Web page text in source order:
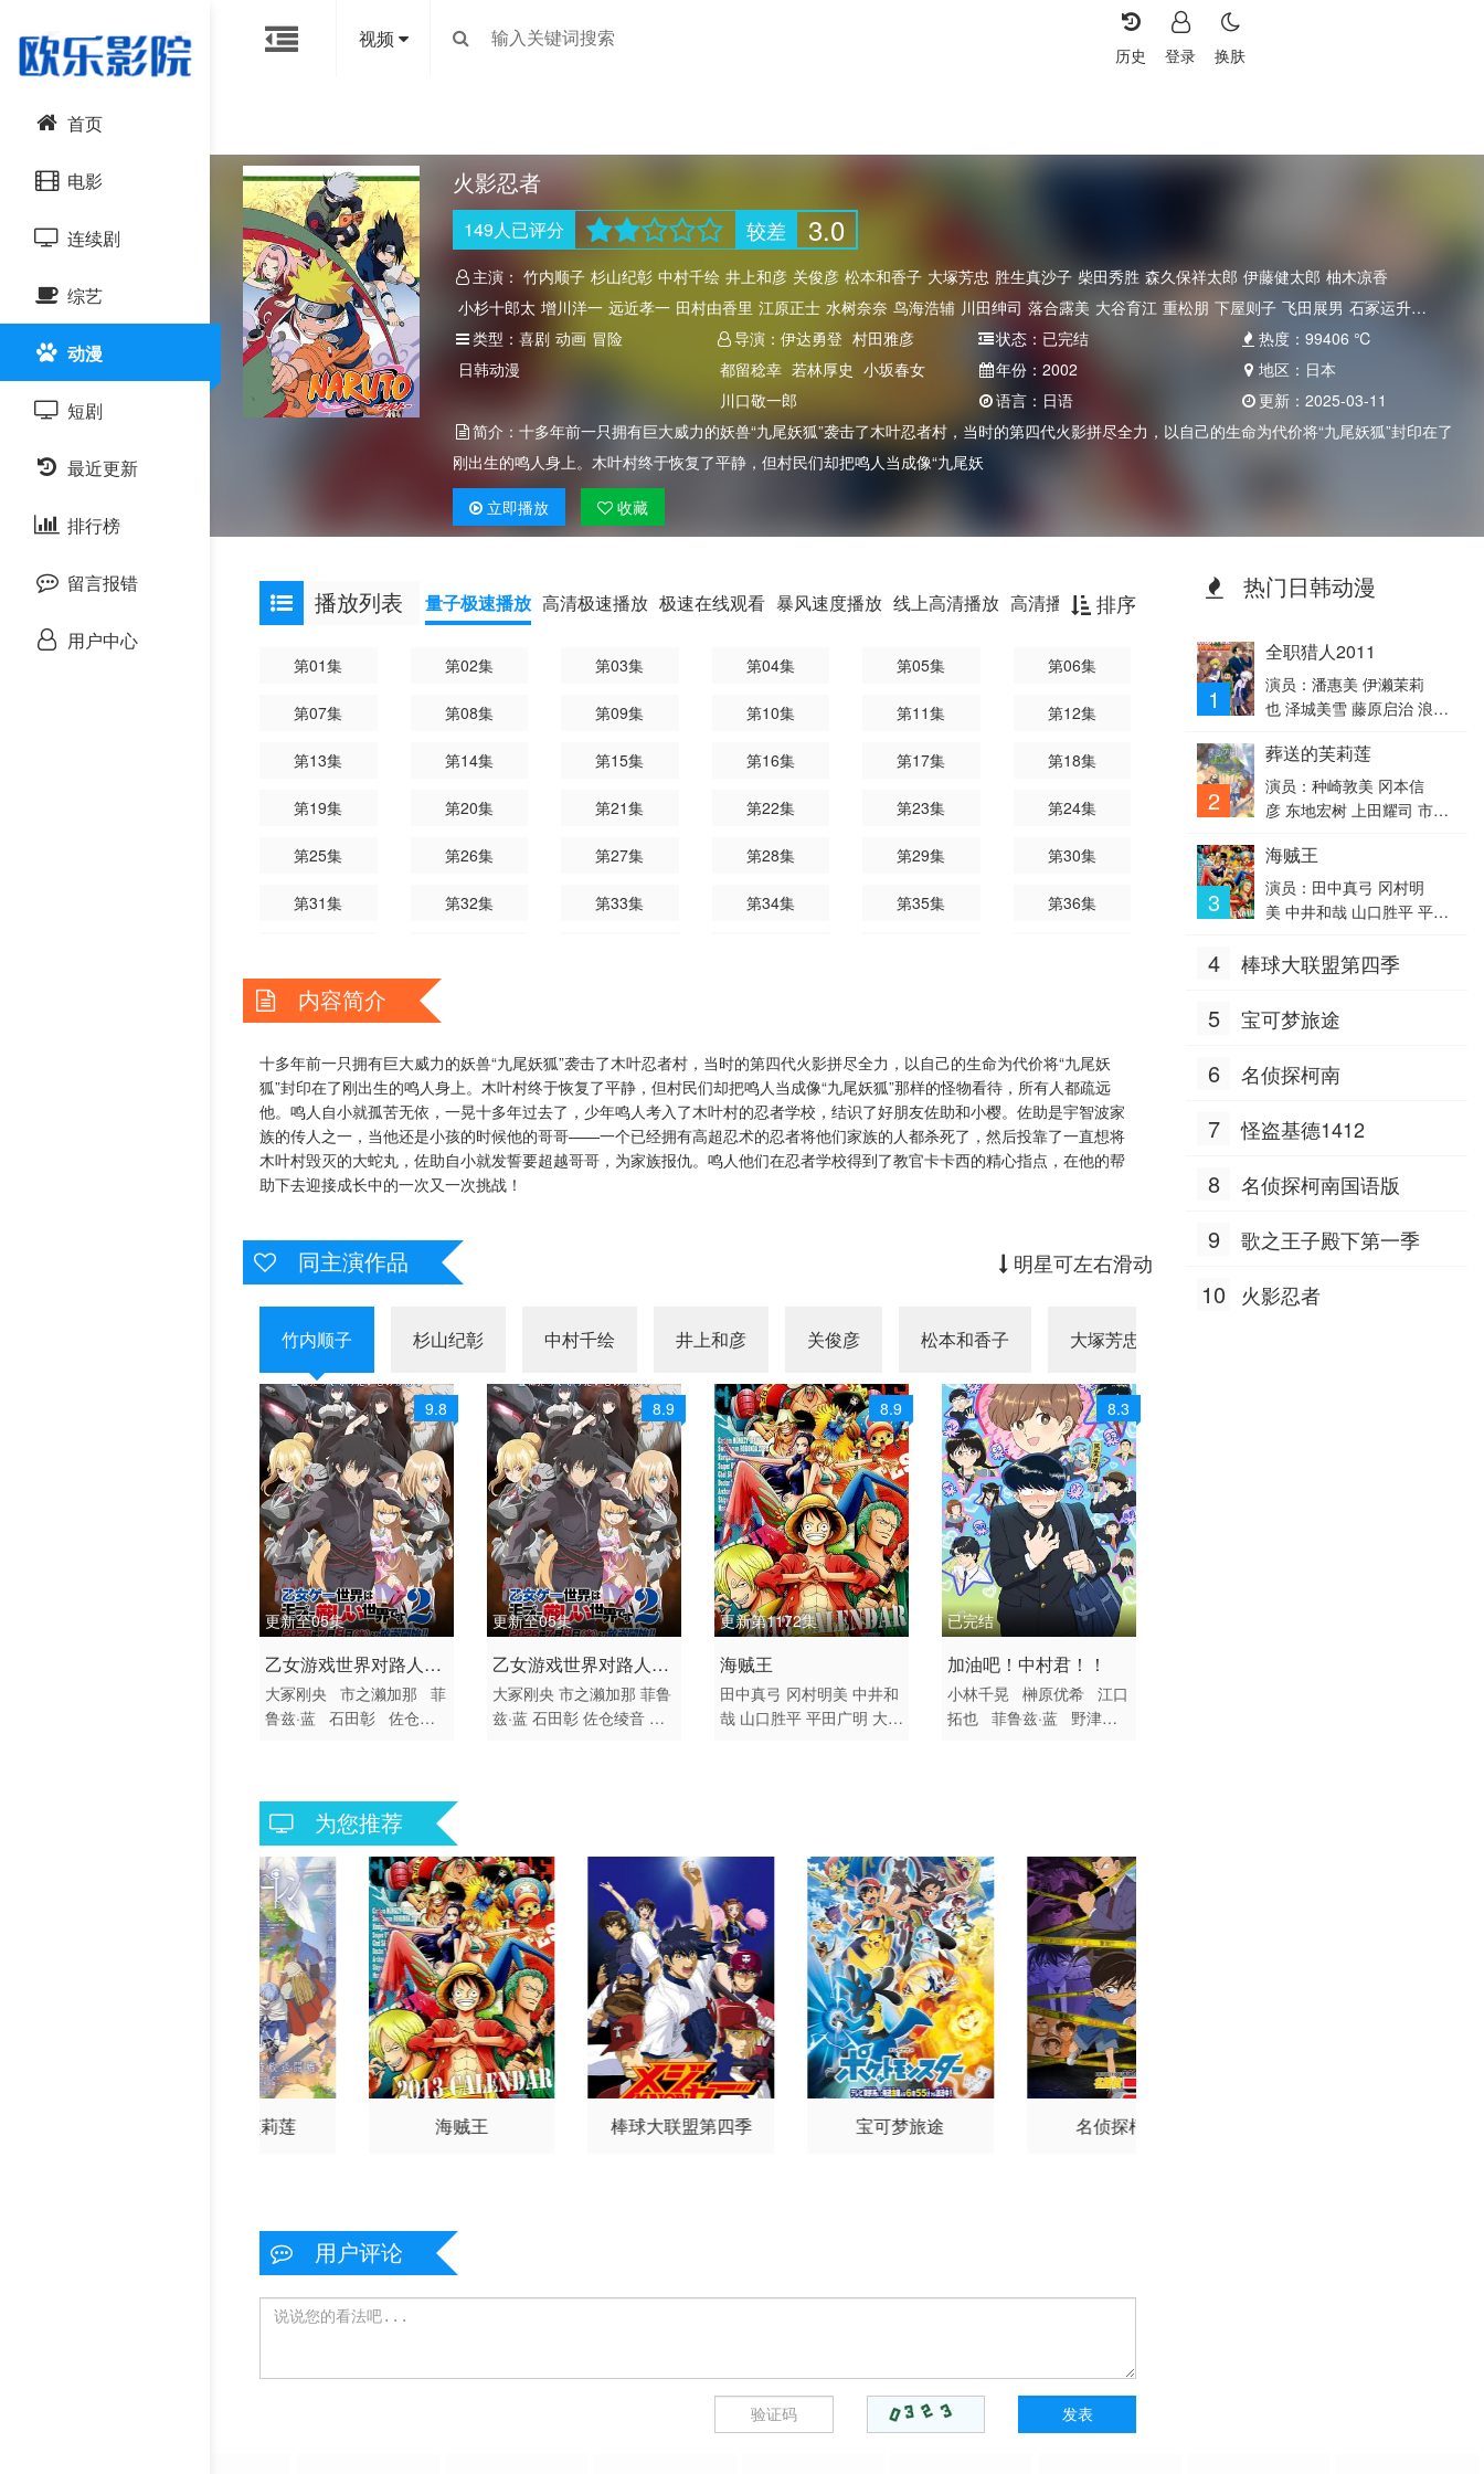
视频
换肤
登录
历史
首页
电影
动作片
喜剧片
爱情片
科幻片
恐怖片
剧情片
战争片
悬疑片
连续剧
国产剧
港台剧
日韩剧
欧美剧
泰国剧
综艺
大陆综艺
日韩综艺
港台综艺
欧美综艺
动漫
短剧
最近更新
排行榜
留言报错
用户中心
火影忍者
149人已评分 较差 3.0
主演： 竹内顺子 杉山纪彰 中村千绘 井上和彦 关俊彦 松本和香子 大塚芳忠 胜生真沙子 柴田秀胜 森久保祥太郎 伊藤健太郎 柚木凉香
小杉十郎太 增川洋一 远近孝一 田村由香里 江原正士 水树奈奈 鸟海浩辅 川田绅司 落合露美 大谷育江 重松朋 下屋则子 飞田展男 石冢运升
浅野真由美 石田彰 加濑康之 中田让治 保志总一朗 神奈延年 三木真一郎 中村大树 家中宏 楠大典 本田贵子 平田广明
坪井智浩
铃木琢磨 小林由美子 津田英三 伊藤和晃 浅井清己 佐佐木望
类型： 喜剧 动画 冒险
日韩动漫
导演：伊达勇登 村田雅彦
都留稔幸 若林厚史 小坂春女
川口敬一郎
状态： 已完结 热度： 99406 ℃
年份：2002 地区： 日本
语言： 日语 更新： 2025-03-11
简介： 十多年前一只拥有巨大威力的妖兽“九尾妖狐”袭击了木叶忍者村，当时的第四代火影拼尽全力，以自己的生命为代价将“九尾妖狐”封印在了
刚出生的鸣人身上。木叶村终于恢复了平静，但村民们却把鸣人当成像“九尾妖
立即播放 收藏
播放列表 排序
量子极速播放 高清极速播放 极速在线观看 暴风速度播放 线上高清播放 高清播放器 高清云播放器
第01集 第02集 第03集 第04集 第05集 第06集
第07集 第08集 第09集 第10集 第11集 第12集
第13集 第14集 第15集 第16集 第17集 第18集
第19集 第20集 第21集 第22集 第23集 第24集
第25集 第26集 第27集 第28集 第29集 第30集
第31集 第32集 第33集 第34集 第35集 第36集
第43集
第55集 第56集 第57集 第58集 第59集 第60集
第61集 第62集 第63集 第64集 第65集 第66集
第67集 第68集
第73集 第74集
第79集 第80集
第85集 第86集 第87集 第89集 第90集
第91集
第97集 第98集 第99集 第100集 第101集 第102集
第103集 第104集 第105集 第106集 第107集 第108集
第109集 第110集 第111集 第112集 第113集 第114集
第115集 第116集 第117集 第118集 第119集 第120集
第121集 第122集 第123集 第124集 第125集 第126集
第127集 第128集 第129集 第130集 第131集 第132集
第133集 第134集 第135集 第136集 第137集 第138集
第145集 第146集
第151集 第152集 第153集 第154集 第155集 第156集
第157集 第158集 第159集 第160集 第161集 第162集
第163集 第164集 第165集 第166集 第167集 第168集
第169集 第170集 第171集 第172集 第173集 第174集
第175集 第176集 第177集 第178集 第179集 第180集
第181集 第182集 第183集 第184集 第185集 第186集
第187集 第188集 第189集 第190集 第191集 第192集
第199集 第200集
第205集 第206集
第211集
第217集 第218集 第219集 第220集
内容简介
十多年前一只拥有巨大威力的妖兽“九尾妖狐”袭击了木叶忍者村，当时的第四代火影拼尽全力，以自己的生命为代价将“九尾妖
狐”封印在了刚出生的鸣人身上。木叶村终于恢复了平静，但村民们却把鸣人当成像“九尾妖狐”那样的怪物看待，所有人都疏远
他。鸣人自小就孤苦无依，一晃十多年过去了，少年鸣人考入了木叶村的忍者学校，结识了好朋友佐助和小樱。佐助是宇智波家
族的传人之一，当他还是小孩的时候他的哥哥——一个已经拥有高超忍术的忍者将他们家族的人都杀死了，然后投靠了一直想将
木叶村毁灭的大蛇丸，佐助自小就发誓要超越哥哥，为家族报仇。鸣人他们在忍者学校得到了教官卡卡西的精心指点，在他的帮
助下去迎接成长中的一次又一次挑战！
同主演作品 明星可左右滑动
竹内顺子 杉山纪彰 中村千绘 井上和彦 关俊彦 松本和香子 大塚芳忠
9.8
更新至05集
2026 / 日本 / 日语
日韩动漫
乙女游戏世界对路人角
色很不友好 第二季
大冢刚央 市之濑加那
菲
鲁兹·蓝 石田彰 佐仓绫
耶香
雨宫天 小仓唯
宇
垣秀成
黑田崇矢
8.9
更新至05集
2026 / 日本 / 日语
日韩动漫
乙女游戏世界对路人角
色很不友好第二季
大冢刚央 市之濑加那 菲鲁
兹·蓝 石田彰 佐仓绫音 铃
8.9
更新第1172集
1999 / 日本 / 日语
喜剧 动作 动画 奇幻 冒
险 日韩动漫
海贼王
田中真弓 冈村明美 中井和
哉 山口胜平 平田广明 大谷
中博史 阪口大助 竹内顺子
三石琴乃 挂川裕彦
堀秀行
田中秀幸 大友龙三
郎 有本钦隆 大塚明夫 玄田
哲章 小山茉美 土井美加 野
田顺子 渡边美佐 野上尤加
奈 林原惠美 水树奈奈 园崎
未惠 西原久美子 久川绫 泽
城美雪 池泽春菜 斋藤千和
神谷浩史
浪川大辅 森久保
祥太郎 石田彰 高木涉 桧山
修之
8.3
已完结
2026 / 日本 / 日语
日韩动漫
加油吧！中村君！！
小林千晃 榊原优希
江口
拓也
菲鲁兹·蓝
野津山
为您推荐
葬送的芙莉莲 海贼王 棒球大联盟第四季 宝可梦旅途 名侦探柯南
用户评论
热门日韩动漫
1
全职猎人2011
演员：潘惠美 伊濑茉莉
也 泽城美雪 藤原启治 浪川
口胜平 日高法子 荒川美
穗 朴璐美 大塚明夫 大桥贤
一郎 前田玲奈 木内秀信 山
子 堀内贤雄 岩男润子 永井
一郎 银河万丈 平野绫 岸尾
大辅 关俊彦 寺崎裕香 植田
佳奈 横山智佐 池田秀一 内
山昂辉 藤村步 立木文彦 羽
多野涉 楠大典 三木真一
展男 远藤绫 内田真礼 高桥
2
葬送的芙莉莲
演员：种崎敦美 冈本信
彦 东地宏树 上田耀司 市之
3
海贼王
演员：田中真弓 冈村明
美 中井和哉 山口胜平 平田
子 矢尾一树 长岛雄一 池田
塚周夫 津嘉山正种 草尾
毅 大场真人 宝龟克寿 园部
大助 竹内顺子 千叶繁 三石
秀幸 大友龙三郎 有本钦
茉美 土井美加 野田顺子 渡
边美佐 野上尤加奈 林原惠
美 水树奈奈 园崎未惠 西原
久美子 久川绫 泽城美雪 池
史 浪川大辅 森久保祥太
4 棒球大联盟第四季
5 宝可梦旅途
6 名侦探柯南
7 怪盗基德1412
8 名侦探柯南国语版
9 歌之王子殿下第一季
10 火影忍者